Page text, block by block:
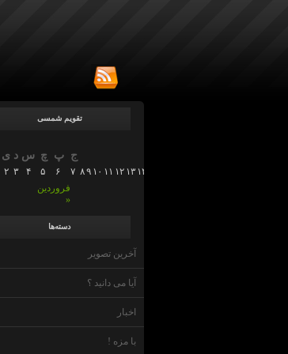
تقویم شمسی
ی د س چ پ ج
فروردین
»
۲ ۳ ۴ ۵ ۶ ۷ ۸۹ ۱۰ ۱۱ ۱۲ ۱۳ ۱۴
دسته‌ها
آخرین تصویر
آیا می دانید ؟
اخبار
با مزه !